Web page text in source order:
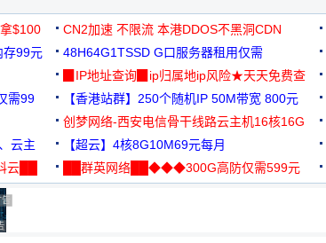
$100 CN2加速 不限流 本港DDOS不黑洞CDN
存99元
48H64G1TSSD G口服务器租用仅需
3000+可免费测试
▉IP地址查询▉ip归属地ip风险★天天免费查
需99
【香港站群】250个随机IP 50M带宽 800元
创梦网络-西安电信骨干线路云主机16核16G
88元/月
云主
【超云】4核8G10M69元每月
云██
██群英网络██◆◆◆300G高防仅需599元
商业广告，理性选择
告 商业广告，理性选择